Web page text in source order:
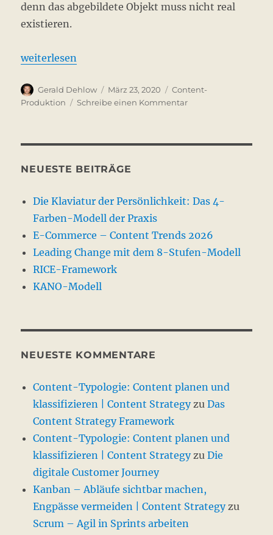
denn das abgebildete Objekt muss nicht real
existieren.
„CGI: 3D-Content aus virtueller Produktion“
weiterlesen
Autor
Gerald Dehlow
Veröffentlicht
am
März 23, 2020 Kategorien
Content-
Produktion
Schreibe einen Kommentarzu
NEUESTE BEITRÄGE
Die Klaviatur der Persönlichkeit: Das 4-
Farben-Modell der Praxis
E-Commerce – Content Trends 2026
Leading Change mit dem 8-Stufen-Modell
RICE-Framework
KANO-Modell
NEUESTE KOMMENTARE
Content-Typologie: Content planen und
klassifizieren | Content StrategyzuDas
Content Strategy Framework
Content-Typologie: Content planen und
klassifizieren | Content StrategyzuDie
digitale Customer Journey
Kanban – Abläufe sichtbar machen,
Engpässe vermeiden | Content Strategyzu
Scrum – Agil in Sprints arbeiten